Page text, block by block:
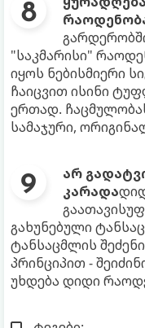
"საკმარისი"
იყოს ნებისმიერი
ჩაიცვით ისინი
ერთად.
სამაჯური,
არ
კარადა
გახუნებული
ტანსაცმლის
პრინციპით -
უხდება დიდი